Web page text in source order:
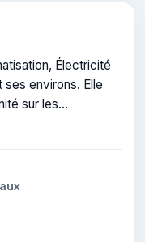
Électricité
environs. Elle
sur les